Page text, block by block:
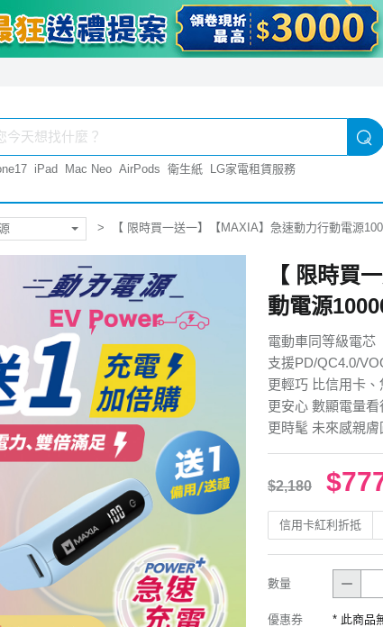
iPad Mac Neo AirPods 衛生紙 LG家電租賃服務
【 限時買一送一】【MAXIA】急速動力行動電源
【 限時買
動電源
電動車同等級電芯
支援PD/QC4.0/
更輕巧 比信用卡
更安心 數顯電量看
更時髦 未來感親
$2,180
信用卡紅利折抵
數量
優惠券 * 此商品